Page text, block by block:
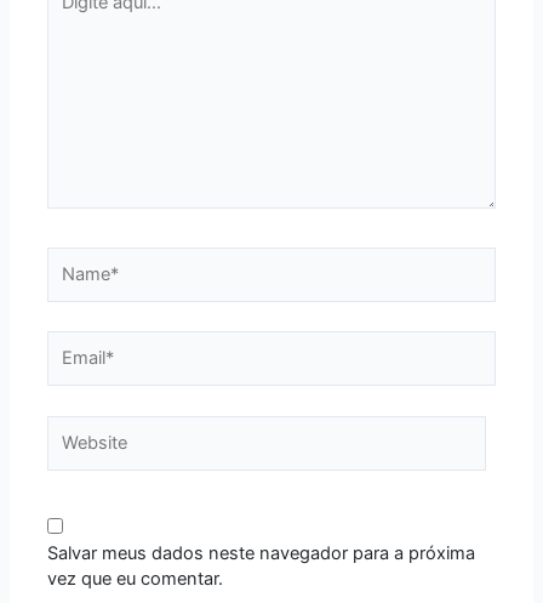
aqui...
Salvar meus dados neste navegador para a próxima
vez que eu comentar.